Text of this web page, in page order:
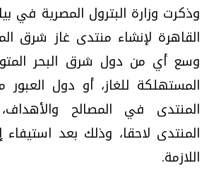
وذكرت وزارة البترول المصرية في
القاهرة لإنشاء منتدى غاز شرق
وسع أي من دول شرق البحر
المستهلكة للغاز، أو دول
المنتدى في المصالح
المنتدى لاحقا، وذلك بعد استيفاء
اللازمة.